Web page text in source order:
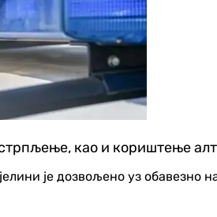
као и кориштење
је дозвољено уз